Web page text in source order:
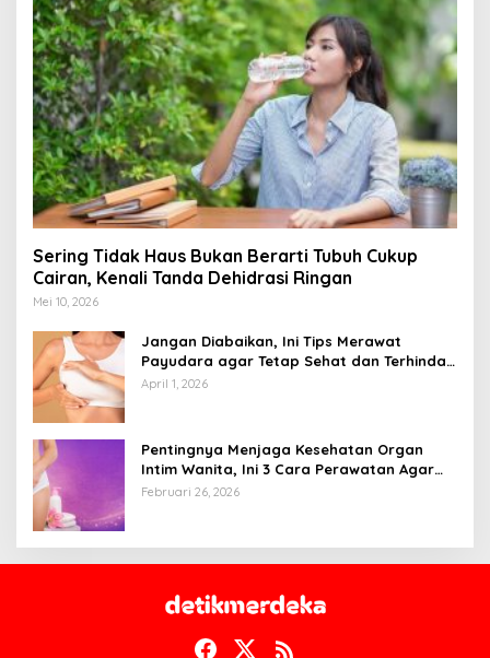
Sering Tidak Haus Bukan Berarti Tubuh Cukup
Cairan, Kenali Tanda Dehidrasi Ringan
Mei 10, 2026
Jangan Diabaikan, Ini Tips Merawat
Payudara agar Tetap Sehat dan Terhindar
dari Risiko Penyakit
April 1, 2026
Pentingnya Menjaga Kesehatan Organ
Intim Wanita, Ini 3 Cara Perawatan Agar
Tetap Bersih
Februari 26, 2026